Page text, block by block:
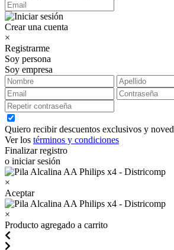
Crear una cuenta
×
Registrarme
Soy persona
Soy empresa
Quiero recibir descuentos exclusivos y
Ver los términos y condiciones
Finalizar registro
o iniciar sesión
×
Aceptar
×
Producto agregado a carrito